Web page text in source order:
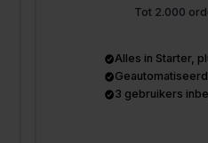
Tot 2.000
Alles in Starter,
3 gebruikers